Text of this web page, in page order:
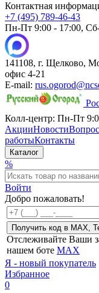
Контактная
+7 (495) 789-46-43
Пн-Пт 9:00 - 17:00,
141108, г. Щелково,
офис 4-21
E-mail:
Колл-центр: Пн-Пт
АкцииНовости
работыКонтакты
Каталог
%
Войти
Добро пожаловать!
Получить код в MAX,
Отслеживайте Ваши
нашем боте MAX
Я - новый покупатель
Избранное
0